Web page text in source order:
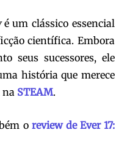
é um clássico essencial
científica. Embora
seus sucessores, ele
história que merece
na STEAM.
o review de Ever 17: